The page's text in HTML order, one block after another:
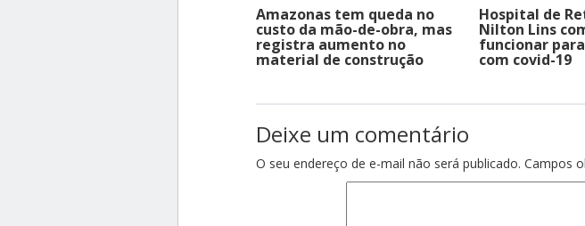
Amazonas tem queda no
custo da mão-de-obra, mas
registra aumento no
material de construção
Hospital de
Nilton Lins
funcionar
com covid-19
Deixe um comentário
O seu endereço de e-mail não será publicado. Campos